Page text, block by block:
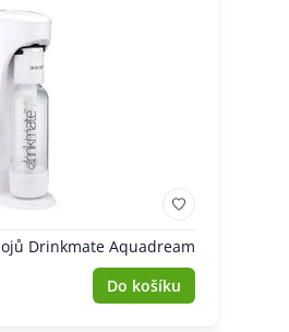
Drinkmate Aquadream
Do košíku